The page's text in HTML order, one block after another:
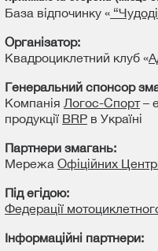
База відпочинку «
Організатор:
Квадроциклетний клуб «
Генеральний спонсор
Компанія Логос-Спорт–
продукції BRP в Україні
Партнери змагань:
Мережа Офіційних
Під егідою:
Федерації
Інформаційні партнери: